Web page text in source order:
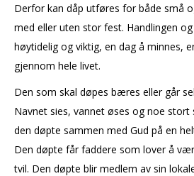
Derfor kan dåp utføres for både små
med eller uten stor fest. Handlingen
høytidelig og viktig, en dag å minnes,
gjennom hele livet.
Den som skal døpes bæres eller går
Navnet sies, vannet øses og noe stort
den døpte sammen med Gud på en
Den døpte får faddere som lover å
tvil. Den døpte blir medlem av sin